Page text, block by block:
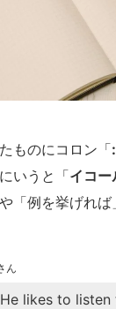
ものにコロン「:
いうと「イコー
「例を挙げれば
ん
He likes to